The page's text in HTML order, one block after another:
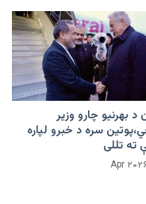
د بهرنیو چارو وزیر
سره د خبرو لپاره
ته تللی